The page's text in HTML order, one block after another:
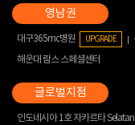
대구365mc병원 UPGRADE
해운대 람스 스페셜센터
인도네시아 1호 자카르타